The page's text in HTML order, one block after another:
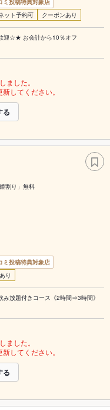
ミ投稿特典対象店
ット予約可 クーポンあり
迎☆★ お会計から10％オフ
ました。
してください。
る
割り」無料
ミ投稿特典対象店
り
み放題付きコース《2時間⇒3時間》
ました。
してください。
る